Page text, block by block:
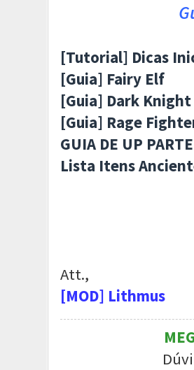
[Tutorial] Dicas
[Guia] Fairy Elf
[Guia] Dark Knight
[Guia] Rage
GUIA DE UP
Lista Itens
Att.,
[MOD] Lithmus